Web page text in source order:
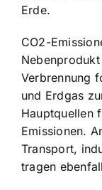
Erde.
CO2-
Verbrennung
und Erdgas
Hauptquellen
Emissionen.
Transport,
tragen